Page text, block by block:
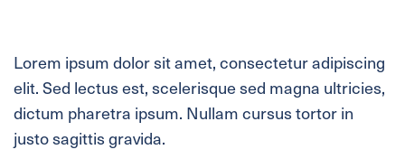
Lorem ipsum dolor sit amet, consectetur adipiscing
elit. Sed lectus est, scelerisque sed magna ultricies,
dictum pharetra ipsum. Nullam cursus tortor in
justo sagittis gravida.